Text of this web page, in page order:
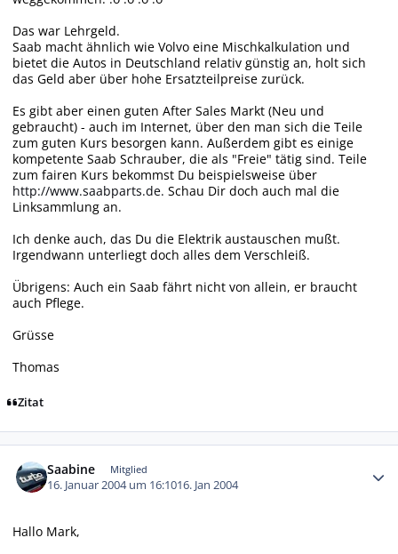
Das war Lehrgeld.
Saab macht ähnlich wie Volvo eine Mischkalkulation und
bietet die Autos in Deutschland relativ günstig an, holt sich
das Geld aber über hohe Ersatzteilpreise zurück.
Es gibt aber einen guten After Sales Markt (Neu und
gebraucht) - auch im Internet, über den man sich die Teile
zum guten Kurs besorgen kann. Außerdem gibt es einige
kompetente Saab Schrauber, die als "Freie" tätig sind. Teile
zum fairen Kurs bekommst Du beispielsweise über
http://www.saabparts.de. Schau Dir doch auch mal die
Linksammlung an.
Ich denke auch, das Du die Elektrik austauschen mußt.
Irgendwann unterliegt doch alles dem Verschleiß.
Übrigens: Auch ein Saab fährt nicht von allein, er braucht
auch Pflege.
Grüsse
Thomas
Zitat
Saabine Mitglied
16. Januar 2004 um 16:1016. Jan 2004
Hallo Mark,